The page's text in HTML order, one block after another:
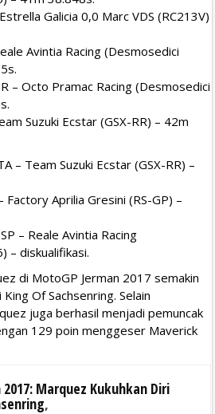
Galicia 0,0 Marc VDS (RC213V)
Avintia Racing (Desmosedici
– Octo Pramac Racing (Desmosedici
Suzuki Ecstar (GSX-RR) – 42m
– Team Suzuki Ecstar (GSX-RR) –
Factory Aprilia Gresini (RS-GP) –
– Reale Avintia Racing
– diskualifikasi.
di MotoGP Jerman 2017 semakin
Of Sachsenring. Selain
juga berhasil menjadi pemuncak
129 poin menggeser Maverick
Marquez Kukuhkan Diri
,